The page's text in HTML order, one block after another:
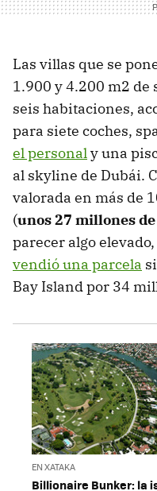
Las villas que se
1.900 y 4.200 m2
seis habitaciones,
para siete coches,
el personaly una
al skyline de Dubái.
valorada en más de
(unos 27 millones
parecer algo
vendió una parcela
Bay Island por 34
EN XATAKA
Billionaire Bunker: la